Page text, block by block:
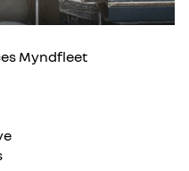
Myndfleet